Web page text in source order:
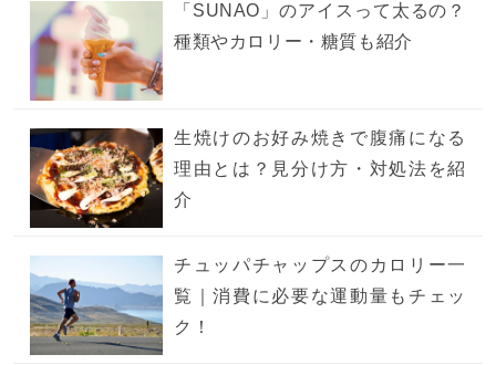
「SUNAO」のアイスって太るの？
種類やカロリー・糖質も紹介
生焼けのお好み焼きで腹痛になる
理由とは？見分け方・対処法を紹
介
チュッパチャップスのカロリー一
覧｜消費に必要な運動量もチェッ
ク！